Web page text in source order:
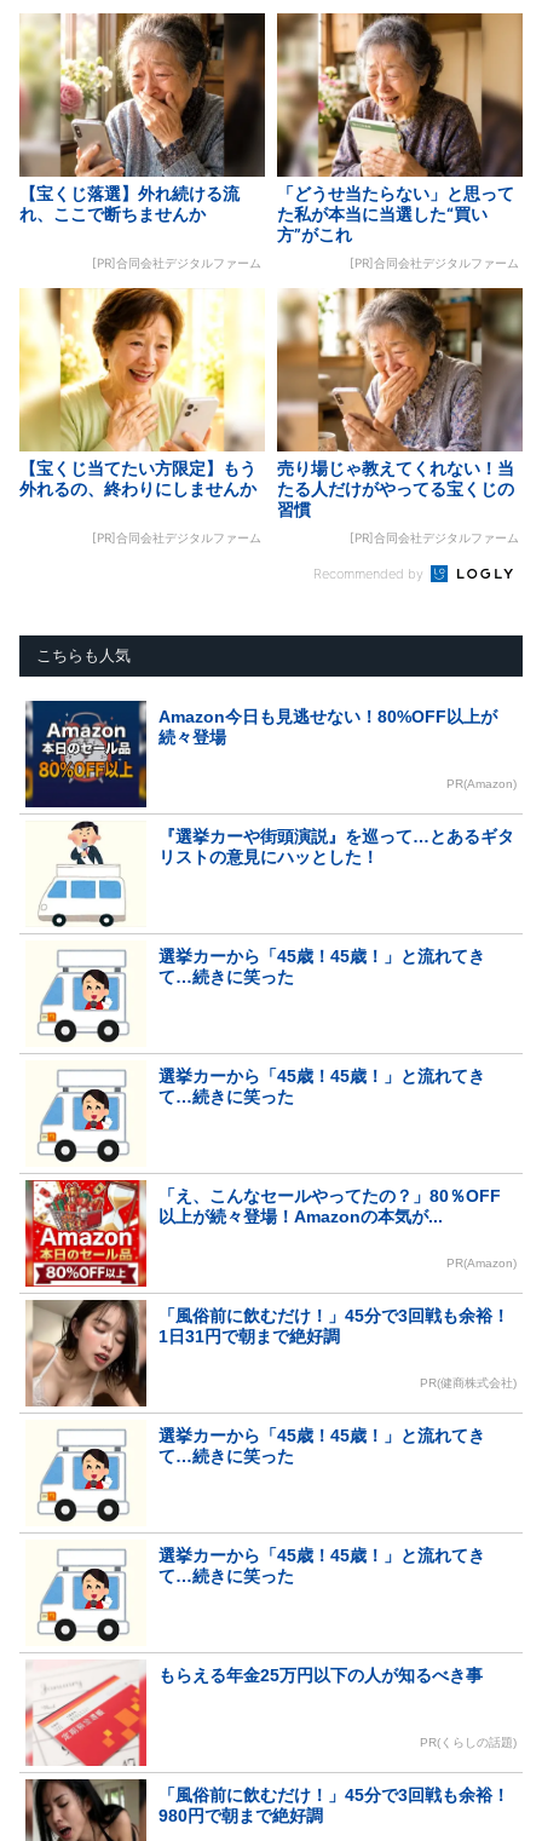
【宝くじ落選】外れ続ける流
れ、ここで断ちませんか
[PR]合同会社デジタルファーム
「どうせ当たらない」と思って
た私が本当に当選した“買い
方”がこれ
[PR]合同会社デジタルファーム
【宝くじ当てたい方限定】もう
外れるの、終わりにしませんか
[PR]合同会社デジタルファーム
売り場じゃ教えてくれない！当
たる人だけがやってる宝くじの
習慣
[PR]合同会社デジタルファーム
Recommended by
こちらも人気
Amazon今日も見逃せない！80%OFF以上が
続々登場
PR(Amazon)
『選挙カーや街頭演説』を巡って…とあるギタ
リストの意見にハッとした！
選挙カーから「45歳！45歳！」と流れてき
て…続きに笑った
選挙カーから「45歳！45歳！」と流れてき
て…続きに笑った
「え、こんなセールやってたの？」80％OFF
以上が続々登場！Amazonの本気が...
PR(Amazon)
「風俗前に飲むだけ！」45分で3回戦も余裕！
1日31円で朝まで絶好調
PR(健商株式会社)
選挙カーから「45歳！45歳！」と流れてき
て…続きに笑った
選挙カーから「45歳！45歳！」と流れてき
て…続きに笑った
もらえる年金25万円以下の人が知るべき事
PR(くらしの話題)
「風俗前に飲むだけ！」45分で3回戦も余裕！
980円で朝まで絶好調